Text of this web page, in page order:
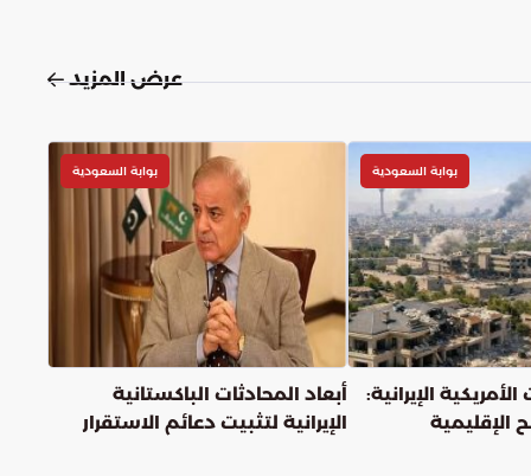
عرض المزيد
بوابة السعودية
الإيرانية:
الإقليمية
بوابة السعودية
أبعاد المحادثات الباكستانية
الإيرانية لتثبيت دعائم الاستقرار